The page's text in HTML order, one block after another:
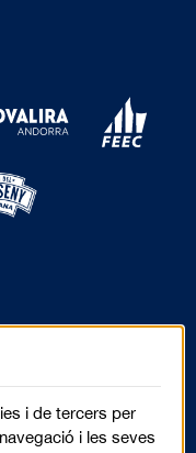
i de tercers per
i les seves